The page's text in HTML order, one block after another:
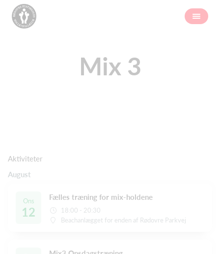
Mix 3
Aktiviteter
August
Ons
12
Fælles træning for mix-holdene
18:00 - 20:30
Beachanlægget for enden af Rødovre Parkvej